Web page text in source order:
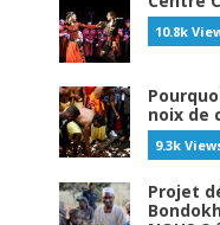
10.8k
noix de
9.3k
Projet